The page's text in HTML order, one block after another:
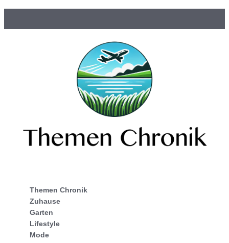
Themen Chronik
Zuhause
Garten
Lifestyle
Mode